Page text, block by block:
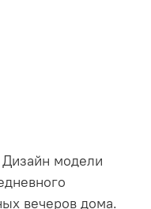
модели
вечеров дома.